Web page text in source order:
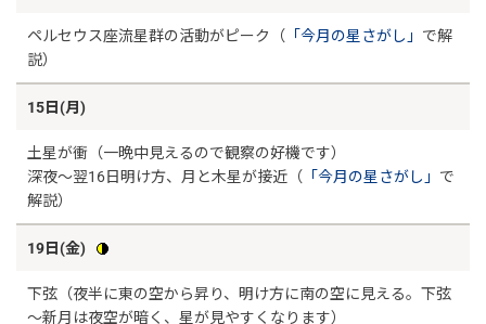
ペルセウス座流星群の活動がピーク（ 「今月の星さがし」 で解
説）
15日(月)
土星が衝（一晩中見えるので観察の好機です）
深夜～翌16日明け方、月と木星が接近（ 「今月の星さがし」 で
解説）
19日(金)
下弦（夜半に東の空から昇り、明け方に南の空に見える。下弦
～新月は夜空が暗く、星が見やすくなります）